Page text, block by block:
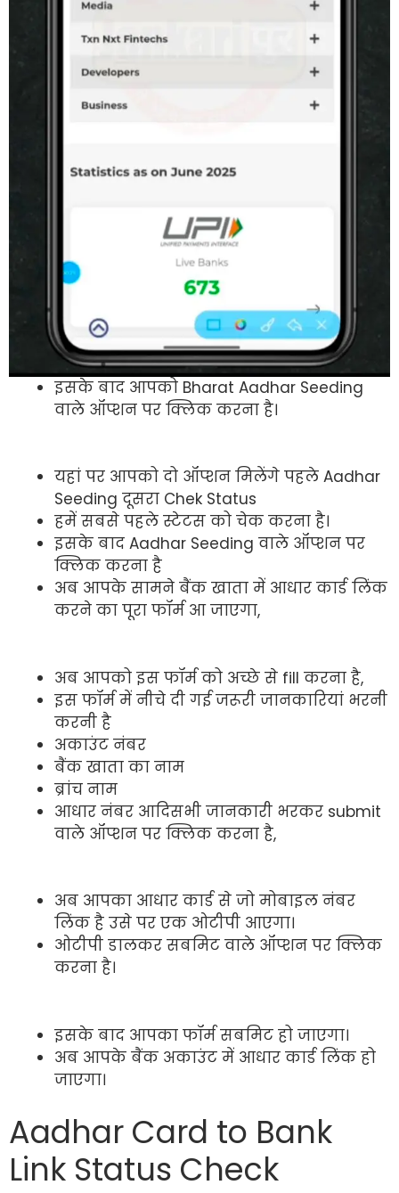
इसके बाद आपको Bharat Aadhar Seeding
वाले ऑप्शन पर क्लिक करना है।
यहां पर आपको दो ऑप्शन मिलेंगे पहले Aadhar
Seeding दूसरा Chek Status
हमें सबसे पहले स्टेटस को चेक करना है।
इसके बाद Aadhar Seeding वाले ऑप्शन पर
क्लिक करना है
अब आपके सामने बैंक खाता में आधार कार्ड लिंक
करने का पूरा फॉर्म आ जाएगा,
अब आपको इस फॉर्म को अच्छे से fill करना है,
इस फॉर्म में नीचे दी गई जरूरी जानकारियां भरनी
करनी है
अकाउंट नंबर
बैंक खाता का नाम
ब्रांच नाम
आधार नंबर आदिसभी जानकारी भरकर submit
वाले ऑप्शन पर क्लिक करना है,
अब आपका आधार कार्ड से जो मोबाइल नंबर
लिंक है उसे पर एक ओटीपी आएगा।
ओटीपी डालकर सबमिट वाले ऑप्शन पर क्लिक
करना है।
इसके बाद आपका फॉर्म सबमिट हो जाएगा।
अब आपके बैंक अकाउंट में आधार कार्ड लिंक हो
जाएगा।
Aadhar Card to Bank
Link Status Check